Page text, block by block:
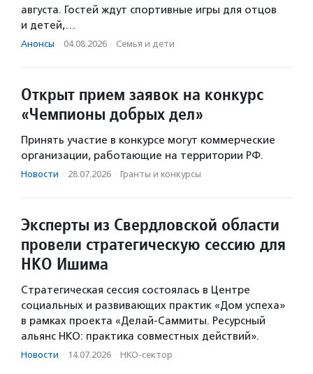
августа. Гостей ждут спортивные игры для отцов
и детей,…
Анонсы · 04.08.2026 · Семья и дети
Открыт прием заявок на конкурс
«Чемпионы добрых дел»
Принять участие в конкурсе могут коммерческие
организации, работающие на территории РФ.
Новости · 28.07.2026 · Гранты и конкурсы
Эксперты из Свердловской области
провели стратегическую сессию для
НКО Ишима
Стратегическая сессия состоялась в Центре
социальных и развивающих практик «Дом успеха»
в рамках проекта «Делай-Саммиты. Ресурсный
альянс НКО: практика совместных действий».
Новости · 14.07.2026 · НКО-сектор